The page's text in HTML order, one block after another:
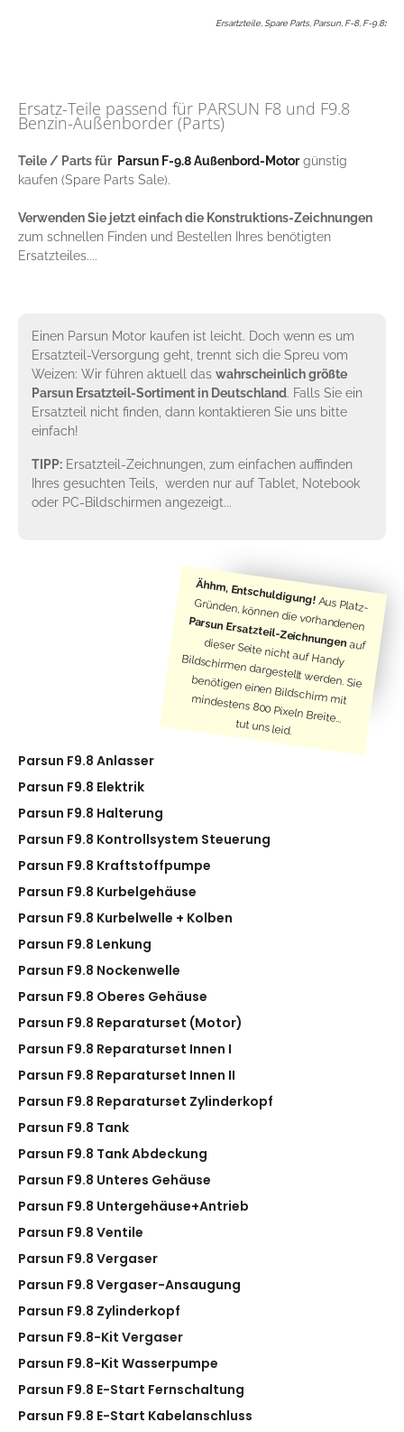
Ersartzteile, Spare Parts, Parsun, F-8, F-9.8:
Ersatz-Teile passend für PARSUN F8 und F9.8
Benzin-Außenborder (Parts)
Teile / Parts für Parsun F-9.8 Außenbord-Motorgünstig
kaufen (Spare Parts Sale).
Verwenden Sie jetzt einfach die Konstruktions-Zeichnungen
zum schnellen Finden und Bestellen Ihres benötigten
Ersatzteiles....
Einen Parsun Motor kaufen ist leicht. Doch wenn es um
Ersatzteil-Versorgung geht, trennt sich die Spreu vom
Weizen: Wir führen aktuell das wahrscheinlich größte
Parsun Ersatzteil-Sortiment in Deutschland. Falls Sie ein
Ersatzteil nicht finden, dann kontaktieren Sie uns bitte
einfach!
TIPP: Ersatzteil-Zeichnungen, zum einfachen auffinden
Ihres gesuchten Teils, werden nur auf Tablet, Notebook
oder PC-Bildschirmen angezeigt...
Ähhm, Entschuldigung!Aus Platz-
Gründen, können die vorhandenen
Parsun Ersatzteil-Zeichnungenauf
dieser Seite nicht auf Handy
Bildschirmen dargestellt werden. Sie
benötigen einen Bildschirm mit
mindestens 800 Pixeln Breite...
tut uns leid.
Parsun F9.8 Anlasser
Parsun F9.8 Elektrik
Parsun F9.8 Halterung
Parsun F9.8 Kontrollsystem Steuerung
Parsun F9.8 Kraftstoffpumpe
Parsun F9.8 Kurbelgehäuse
Parsun F9.8 Kurbelwelle + Kolben
Parsun F9.8 Lenkung
Parsun F9.8 Nockenwelle
Parsun F9.8 Oberes Gehäuse
Parsun F9.8 Reparaturset (Motor)
Parsun F9.8 Reparaturset Innen I
Parsun F9.8 Reparaturset Innen II
Parsun F9.8 Reparaturset Zylinderkopf
Parsun F9.8 Tank
Parsun F9.8 Tank Abdeckung
Parsun F9.8 Unteres Gehäuse
Parsun F9.8 Untergehäuse+Antrieb
Parsun F9.8 Ventile
Parsun F9.8 Vergaser
Parsun F9.8 Vergaser-Ansaugung
Parsun F9.8 Zylinderkopf
Parsun F9.8-Kit Vergaser
Parsun F9.8-Kit Wasserpumpe
Parsun F9.8 E-Start Fernschaltung
Parsun F9.8 E-Start Kabelanschluss